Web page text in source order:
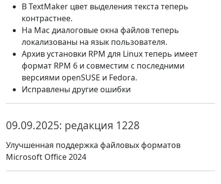
В TextMaker цвет выделения текста теперь
контрастнее.
На Mac диалоговые окна файлов теперь
локализованы на язык пользователя.
Архив установки RPM для Linux теперь имеет
формат RPM 6 и совместим с последними
версиями openSUSE и Fedora.
Исправлены другие ошибки
09.09.2025: редакция 1228
Улучшенная поддержка файловых форматов
Microsoft Office 2024